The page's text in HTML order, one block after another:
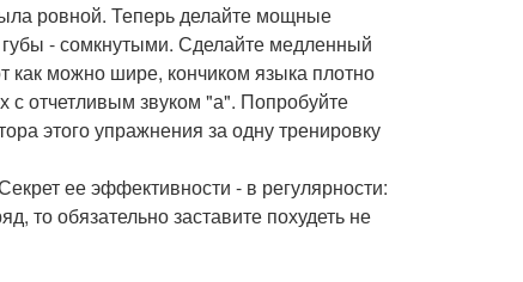
ровной. Теперь делайте мощные
- сомкнутыми. Сделайте медленный
как можно шире, кончиком языка плотно
отчетливым звуком "а". Попробуйте
этого упражнения за одну тренировку
ее эффективности - в регулярности:
то обязательно заставите похудеть не